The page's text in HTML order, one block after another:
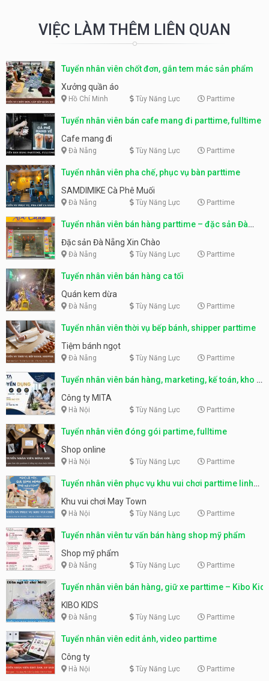
VIỆC LÀM THÊM LIÊN QUAN
Tuyển nhân viên chốt đơn, gắn tem mác sản phẩm
Xưởng quần áo
Hồ Chí Minh Tùy Năng Lực Parttime
Tuyển nhân viên bán cafe mang đi parttime, fulltime
Cafe mang đi
Đà Nẵng Tùy Năng Lực Parttime
Tuyển nhân viên pha chế, phục vụ bàn parttime
SAMDIMIKE Cà Phê Muối
Đà Nẵng Tùy Năng Lực Parttime
Tuyển nhân viên bán hàng parttime – đặc sản Đà
Nẵng
Đặc sản Đà Nẵng Xin Chào
Đà Nẵng Tùy Năng Lực Parttime
Tuyển nhân viên bán hàng ca tối
Quán kem dừa
Đà Nẵng Tùy Năng Lực Parttime
Tuyển nhân viên thời vụ bếp bánh, shipper parttime
Tiệm bánh ngọt
Đà Nẵng Tùy Năng Lực Parttime
Tuyển nhân viên bán hàng, marketing, kế toán, kho –
parttime, fulltime
Công ty MITA
Hà Nội Tùy Năng Lực Parttime
Tuyển nhân viên đóng gói partime, fulltime
Shop online
Hà Nội Tùy Năng Lực Parttime
Tuyển nhân viên phục vụ khu vui chơi parttime linh
động
Khu vui chơi May Town
Hà Nội Tùy Năng Lực Parttime
Tuyển nhân viên tư vấn bán hàng shop mỹ phẩm
Shop mỹ phẩm
Đà Nẵng Tùy Năng Lực Parttime
Tuyển nhân viên bán hàng, giữ xe parttime – Kibo Kid
KIBO KIDS
Đà Nẵng Tùy Năng Lực Parttime
Tuyển nhân viên edit ảnh, video parttime
Công ty
Hà Nội Tùy Năng Lực Parttime